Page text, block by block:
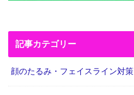
記事カテゴリー
顔のたるみ・フェイスライン対策